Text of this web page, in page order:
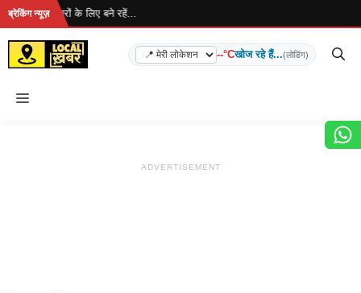
Skip
content
ब्रेकिंग न्यूज़
ताज़ा खबरों के लिए बने रहें...
--°Cखोज रहे हैं...(लोडिंग)
Menu
ADVERTISEMENT